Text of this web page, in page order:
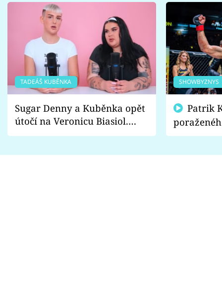
TADEÁŠ KUBĚNKA
Sugar Denny a Kuběnka opět
útočí na Veronicu Biasiol.
Proč je podle nich falešná a
SHOWBYZNYS
fanoušci